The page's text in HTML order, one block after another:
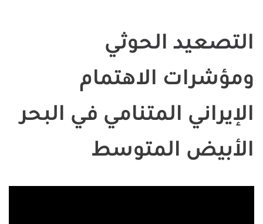
التصعيد الحوثي
ومؤشرات الاهتمام
الإيراني المتنامي في البحر
الأبيض المتوسط